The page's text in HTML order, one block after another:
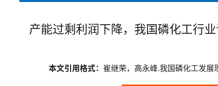
产能过剩利润下降，我国磷化工行
本文引用格式： 崔继荣，高永峰.我国磷化工发